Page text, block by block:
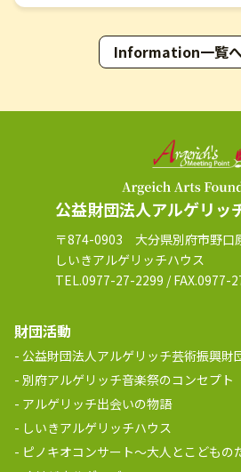
Information一覧
公益財団法人アルゲリッ
〒874-0903 大分県別府市野口
しいきアルゲリッチハウス
TEL.0977-27-2299 / FAX.0977-
財団活動
公益財団法人アルゲリッチ芸術振興財
別府アルゲリッチ音楽祭のコンセプト
アルゲリッチ出会いの物語
しいきアルゲリッチハウス
ピノキオコンサート～大人とこどもの